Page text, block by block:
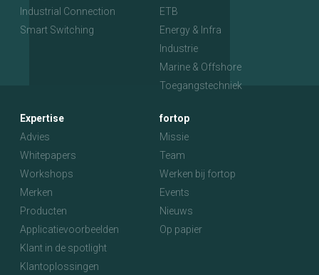
Industrial Connection
Smart Switching
ETB
Energy & Infra
Industrie
Marine & Offshore
Toegangstechniek
Expertise
Advies
Whitepapers
Workshops
Merken
Producten
Applicatievoorbeelden
Klant in de spotlight
Klantoplossingen
fortop
Missie
Team
Werken bij fortop
Events
Nieuws
Op papier